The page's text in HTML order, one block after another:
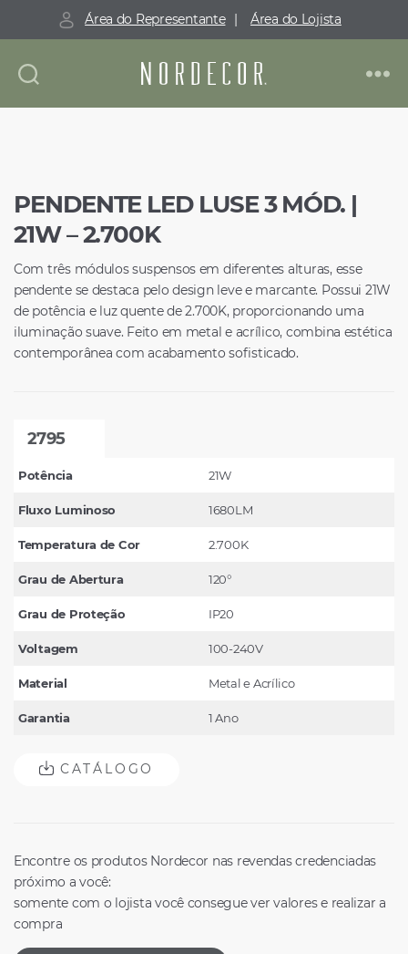
Área do Representante | Área do Lojista
Nordecor
PENDENTE LED LUSE 3 MÓD. |
21W – 2.700K
Com três módulos suspensos em diferentes alturas, esse
pendente se destaca pelo design leve e marcante. Possui 21W
de potência e luz quente de 2.700K, proporcionando uma
iluminação suave. Feito em metal e acrílico, combina estética
contemporânea com acabamento sofisticado.
2795
Potência 21W
Fluxo Luminoso 1680LM
Temperatura de Cor 2.700K
Grau de Abertura 120°
Grau de Proteção IP20
Voltagem 100-240V
Material Metal e Acrílico
Garantia 1 Ano
CATÁLOGO
Encontre os produtos Nordecor nas revendas credenciadas
próximo a você:
somente com o lojista você consegue ver valores e realizar a
compra